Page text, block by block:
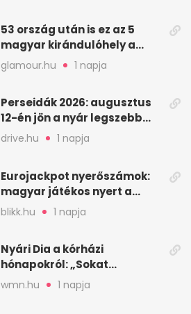
53 ország után is ez az 5
magyar kirándulóhely a
kedvencem
glamour.hu 1 napja
Perseidák 2026: augusztus
12-én jön a nyár legszebb
csillaghullása
drive.hu 1 napja
Eurojackpot nyerőszámok:
magyar játékos nyert a
2026. augusztus 4-i húzáson
blikk.hu 1 napja
Nyári Dia a kórházi
hónapokról: „Sokat
veszekedtem Istennel”
wmn.hu 1 napja